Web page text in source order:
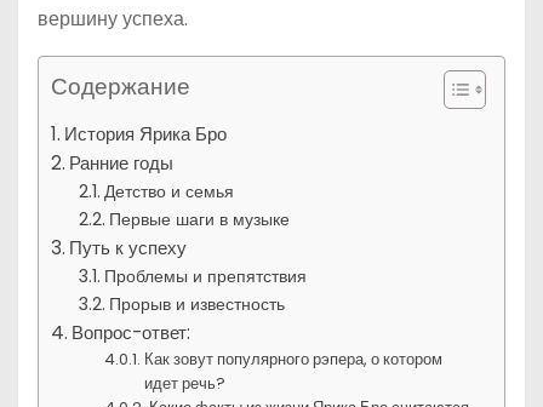
вершину успеха.
Содержание
История Ярика Бро
Ранние годы
Детство и семья
Первые шаги в музыке
Путь к успеху
Проблемы и препятствия
Прорыв и известность
Вопрос-ответ:
Как зовут популярного рэпера, о котором
идет речь?